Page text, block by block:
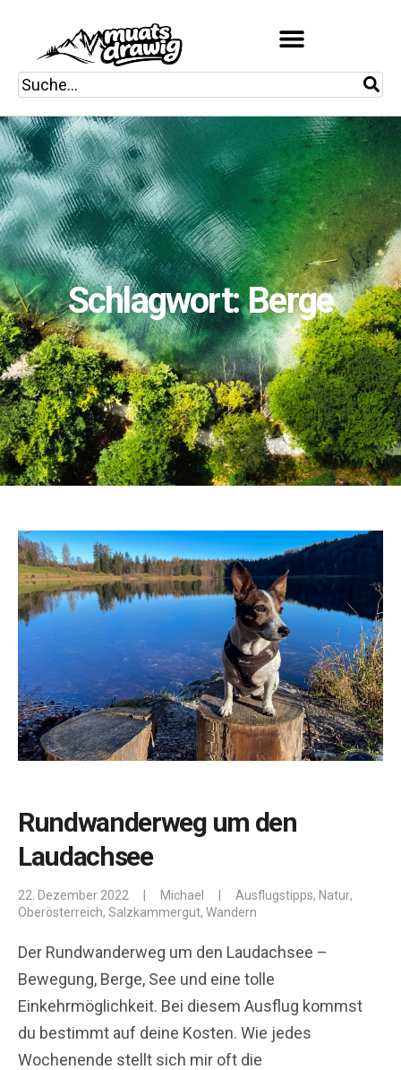
Schlagwort: Berge
Rundwanderweg um den
Laudachsee
22. Dezember 2022 Michael Ausflugstipps, Natur,
Oberösterreich, Salzkammergut, Wandern
Der Rundwanderweg um den Laudachsee –
Bewegung, Berge, See und eine tolle
Einkehrmöglichkeit. Bei diesem Ausflug kommst
du bestimmt auf deine Kosten. Wie jedes
Wochenende stellt sich mir oft die